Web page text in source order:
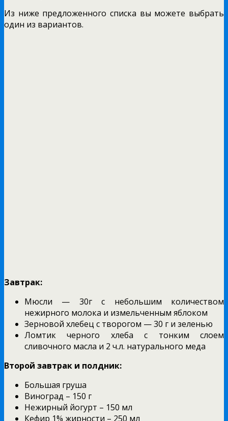
Из ниже предложенного списка вы можете выбрать
один из вариантов.
Завтрак:
Мюсли — 30г с небольшим количеством
нежирного молока и измельченным яблоком
Зерновой хлебец с творогом — 30 г и зеленью
Ломтик черного хлеба с тонким слоем
сливочного масла и 2 ч.л. натурального меда
Второй завтрак и полдник:
Большая груша
Виноград – 150 г
Нежирный йогурт – 150 мл
Кефир 1% жирности – 250 мл